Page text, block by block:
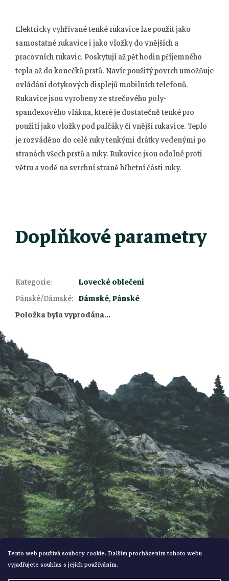
Tento web používá soubory cookie. Dalším procházením tohoto webu
vyjadřujete souhlas s jejich používáním.
Elektricky vyhřívané tenké rukavice lze použít jako
samostatné rukavice i jako vložky do vnějších a
pracovních rukavic. Poskytují až pět hodin příjemného
tepla až do konečků prstů. Navíc použitý povrch umožňuje
ovládání dotykových displejů mobilních telefonů.
Rukavice jsou vyrobeny ze strečového poly-
spandexového vlákna, které je dostatečně tenké pro
použití jako vložky pod palčáky či vnější rukavice. Teplo
je rozváděno do celé ruky tenkými drátky vedenými po
stranách všech prstů a ruky. Rukavice jsou odolné proti
větru a vodě na svrchní straně hřbetní části ruky.
Doplňkové parametry
Kategorie:
Lovecké oblečení
Pánské/Dámské: Dámské,Pánské
Položka byla vyprodána…
á
p
a
t
í